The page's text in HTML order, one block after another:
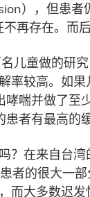
），但患
再存在。而
儿童做的研
率较高。如
哮喘并做了
者有最高的
？在来自台
者的很大一
而大多数迟